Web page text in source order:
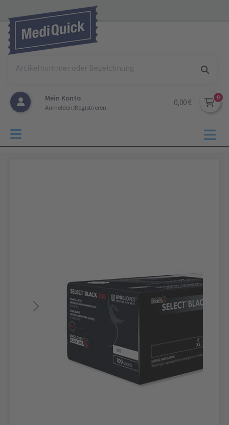
Mein Konto
Anmelden/Registrieren
0,00 €